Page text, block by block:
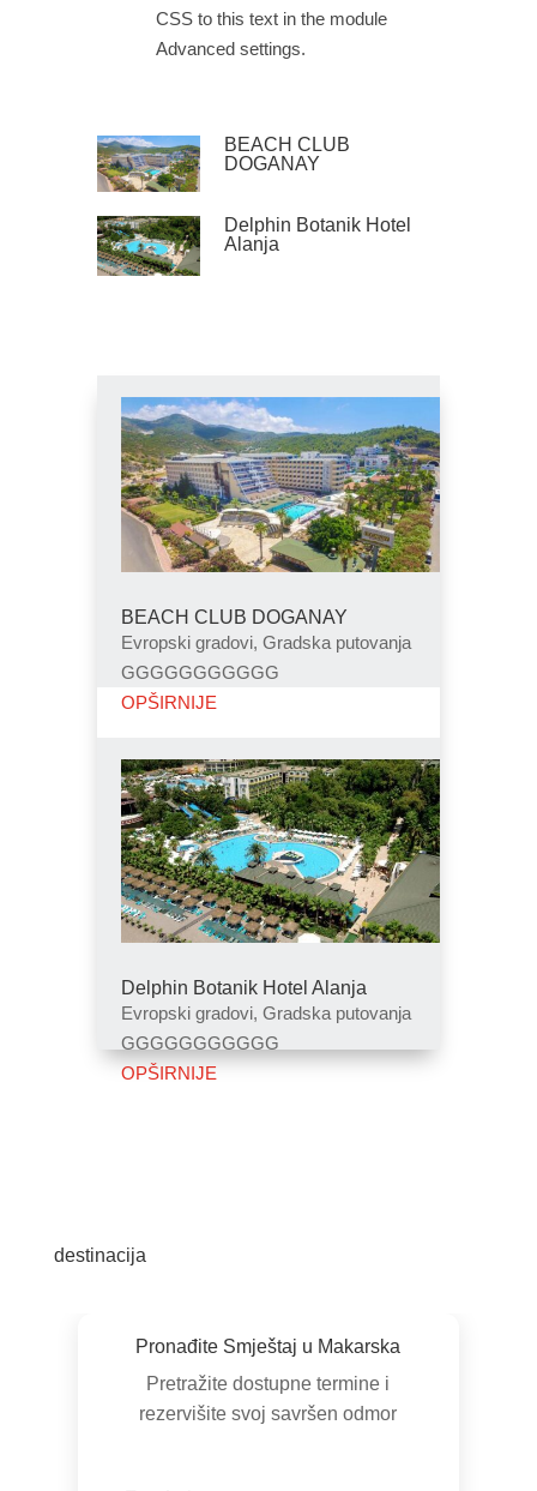
CSS to this text in the module
Advanced settings.
BEACH CLUB
DOGANAY
Delphin Botanik Hotel
Alanja
BEACH CLUB DOGANAY
Evropski gradovi, Gradska putovanja
GGGGGGGGGGG
OPŠIRNIJE
Delphin Botanik Hotel Alanja
Evropski gradovi, Gradska putovanja
GGGGGGGGGGG
OPŠIRNIJE
destinacija
Pronađite Smještaj u Makarska
Pretražite dostupne termine i
rezervišite svoj savršen odmor